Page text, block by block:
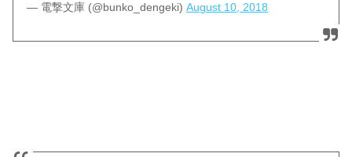
— 電撃文庫 (@bunko_dengeki)August 10, 2018